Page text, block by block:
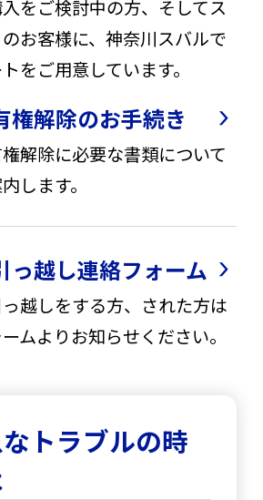
をご検討中の方、そしてス
お客様に、神奈川スバルで
をご用意しています。
権解除のお手続き
解除に必要な書類について
します。
っ越し連絡フォーム
越しをする方、された方は
ムよりお知らせください。
トラブルの時